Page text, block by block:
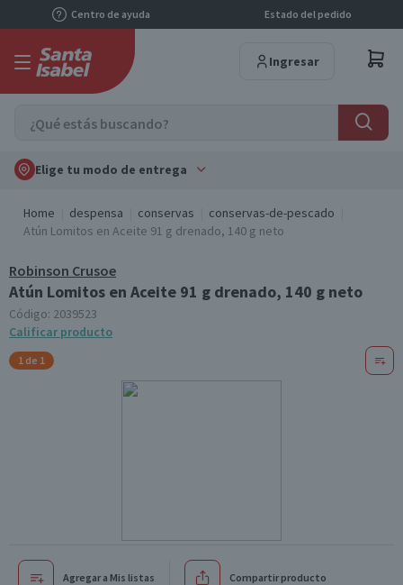
Centro de ayuda Estado del pedido
Ingresar
Elige tu modo de entrega
Home despensa conservas
conservas-de-pescado
Atún Lomitos en Aceite 91 g drenado, 140 g neto
Robinson Crusoe
Atún Lomitos en Aceite 91 g drenado, 140 g neto
Código: 2039523
Calificar producto
1 de 1
Agregar a Mis listas Compartir producto